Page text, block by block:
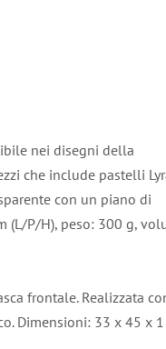
nei disegni della
che include pastelli
con un piano di
(L/P/H), peso: 300 g,
frontale. Realizzata
Dimensioni: 33 x 45 x 1